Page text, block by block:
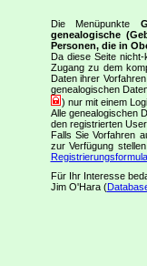
Die Menüpunkte
genealogische
Personen, die in
Da diese Seite
Zugang zu dem
Daten ihrer
genealogischen
) nur mit einem
Alle genealogischen
den registrierten
Falls Sie Vorfahren
zur Verfügung
Für Ihr Interesse
Jim O'Hara (